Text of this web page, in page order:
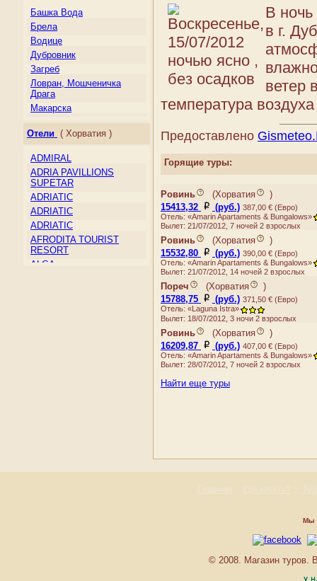
Косово
Латвия
Литва
Лихтенштейн
Люксембург
Македония
Мальта
Монако
Нидерланды
Норвегия
Остров Мэн
Папский Престол
(Государство — город
Ватикан)
Польша
Португалия
Россия
Румыния
о. Корчула
о. Лопуд
о. Млет
о. Хвар
Башка Вода
Брела
Водице
Дубровник
Загреб
Ловран, Мошченичка
Драга
Макарска
Медулин
Новиград
Плат
Подгора
Пореч
Пула
Рабац
Ровинь
Сплит
Трогир
Отели ( Хорватия )
ADMIRAL
ADRIA PAVILLIONS
SUPETAR
ADRIATIC
ADRIATIC
ADRIATIC
AFRODITA TOURIST
RESORT
ALGA
BELLEVUE
В ночь
в г.
ветер
температура
Предоставлено
Горящие туры:
Ровинь (Хорватия
)
15413,32
(руб.) 387,00 € (Евро)
Отель: «Amarin Apartaments & Bungalows»
Вылет: 21/07/2012, 7 ночей 2 взрослых
Ровинь (Хорватия
)
15532,80
(руб.) 390,00 € (Евро)
Отель: «Amarin Apartaments & Bungalows»
Вылет: 21/07/2012, 14 ночей 2 взрослых
Пореч (Хорватия
)
15788,75
(руб.) 371,50 € (Евро)
Отель: «Laguna Istra»
Вылет: 18/07/2012, 3 ночи 2 взрослых
Ровинь (Хорватия
)
16209,87
(руб.) 407,00 € (Евро)
Отель: «Amarin Apartaments & Bungalows»
Вылет: 28/07/2012, 7 ночей 2 взрослых
Найти еще туры
Главная Где купить?
Мы
© 2008. Магазин